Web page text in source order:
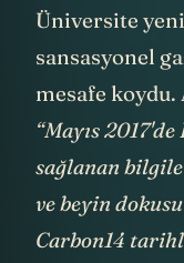
Üniversite
sansasyonel
mesafe
“Mayıs
sağlanan
ve beyin
Carbon14